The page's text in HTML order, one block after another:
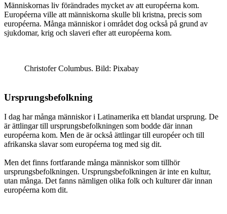
Människornas liv förändrades mycket av att européerna kom.
Européerna ville att människorna skulle bli kristna, precis som
européerna. Många människor i området dog också på grund av
sjukdomar, krig och slaveri efter att européerna kom.
Christofer Columbus. Bild: Pixabay
Ursprungsbefolkning
I dag har många människor i Latinamerika ett blandat ursprung. De
är ättlingar till ursprungsbefolkningen som bodde där innan
européerna kom. Men de är också ättlingar till européer och till
afrikanska slavar som européerna tog med sig dit.
Men det finns fortfarande många människor som tillhör
ursprungsbefolkningen. Ursprungsbefolkningen är inte en kultur,
utan många. Det fanns nämligen olika folk och kulturer där innan
européerna kom dit.